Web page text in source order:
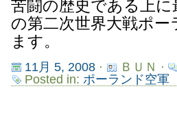
苦闘の歴史である上
の第二次世界大戦ポ
ます。
11月 5, 2008·
ＢＵＮ ·
Posted in: ポーランド空軍